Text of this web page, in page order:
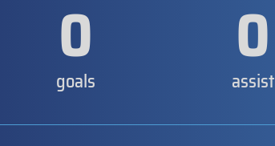
0
goals 0
assist